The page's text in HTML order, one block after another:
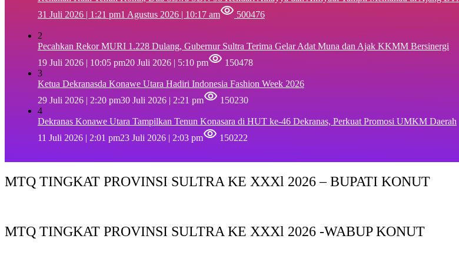
31 Juli 2026 | 1:21 pm1 Agustus 2026 | 10:17 am 500476
2
Pecahkan Rekor MURI 1.228 Dulang, Gubernur Sultra Terima Gelar Adat Muna dan Ajak KKMM Bersinergi
19 Juli 2026 | 10:05 pm20 Juli 2026 | 5:10 pm
150478
3
Ketua Dekranasda Konawe Utara Hadiri Indonesia Fashion Week 2026
29 Juli 2026 | 2:20 pm30 Juli 2026 | 2:21 pm
150230
4
Dekranas Konawe Utara Tampilkan Tenun Konasara di HUT ke-46 Dekranas, Perkuat Promosi UMKM Daerah
11 Juli 2026 | 2:01 pm23 Juli 2026 | 2:03 pm 150222
MTQ TINGKAT PROVINSI SULTRA KE XXXl 2026 – BUPATI KONUT
MTQ TINGKAT PROVINSI SULTRA KE XXXl 2026 -WABUP KONUT